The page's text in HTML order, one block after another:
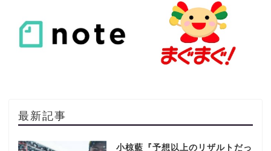
最新記事
小椋藍『予想以上のリザルトだっ